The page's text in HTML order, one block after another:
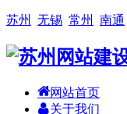
苏州 无锡 常州 南通
网站首页
关于我们